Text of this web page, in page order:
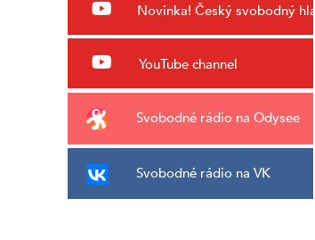
Novinka! Český svobodný hlas
YouTube channel
Svobodné rádio na Odysee
Svobodné rádio na VK